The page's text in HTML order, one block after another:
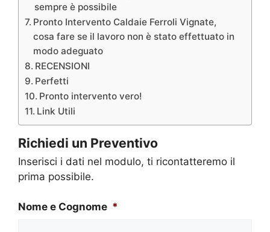
sempre è possibile
Pronto Intervento Caldaie Ferroli Vignate,
cosa fare se il lavoro non è stato effettuato in
modo adeguato
RECENSIONI
Perfetti
Pronto intervento vero!
Link Utili
Richiedi un Preventivo
Inserisci i dati nel modulo, ti ricontatteremo il
prima possibile.
Nome e Cognome *